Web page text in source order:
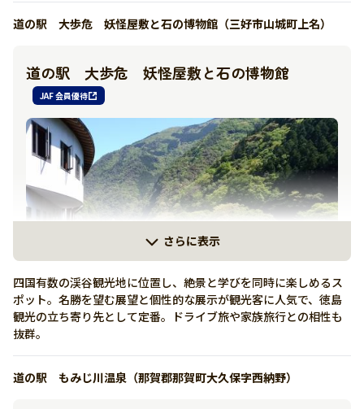
道の駅 大歩危 妖怪屋敷と石の博物館（三好市山城町上名）
道の駅 大歩危 妖怪屋敷と石の博物館
JAF 会員優待
さらに表示
四国有数の渓谷観光地に位置し、絶景と学びを同時に楽しめるス
ポット。名勝を望む展望と個性的な展示が観光客に人気で、徳島
観光の立ち寄り先として定番。ドライブ旅や家族旅行との相性も
抜群。
道の駅 もみじ川温泉（那賀郡那賀町大久保字西納野）